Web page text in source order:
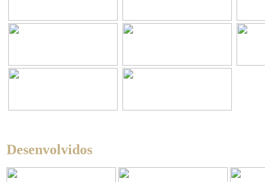
Desenvolvidos